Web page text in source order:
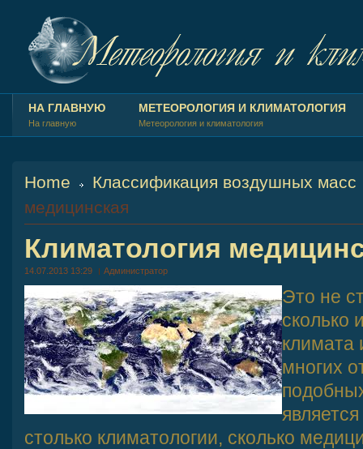
НА ГЛАВНУЮ
На главную
МЕТЕОРОЛОГИЯ И КЛИМАТОЛОГИЯ
Метеорология и климатология
Home
Классификация воздушных масс
медицинская
Климатология
14.07.2013 13:29 Администратор
Это не
сколько
климата
многих
столько климатологии, сколько